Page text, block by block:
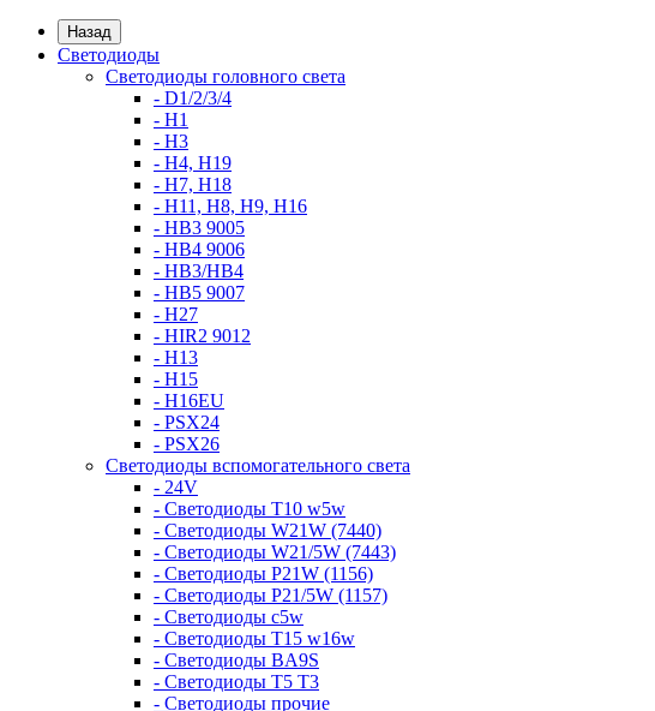
Назад
Светодиоды
Светодиоды головного света
- D1/2/3/4
- H1
- H3
- H4, H19
- H7, H18
- H11, H8, H9, H16
- HB3 9005
- HB4 9006
- HB3/HB4
- HB5 9007
- H27
- HIR2 9012
- H13
- H15
- H16EU
- PSX24
- PSX26
Светодиоды вспомогательного света
- 24V
- Светодиоды T10 w5w
- Светодиоды W21W (7440)
- Светодиоды W21/5W (7443)
- Светодиоды P21W (1156)
- Светодиоды P21/5W (1157)
- Светодиоды c5w
- Светодиоды T15 w16w
- Светодиоды BA9S
- Светодиоды T5 T3
- Светодиоды прочие